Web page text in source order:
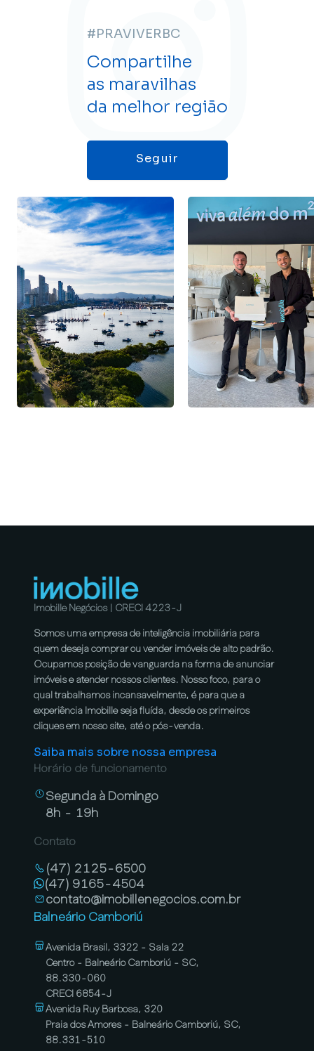
#PRAVIVERBC
Compartilhe
as maravilhas
da melhor região
Seguir
Imobille Negócios | CRECI 4223-J
Somos uma empresa de inteligência imobiliária para
quem deseja comprar ou vender imóveis de alto padrão.
Ocupamos posição de vanguarda na forma de anunciar
imóveis e atender nossos clientes. Nosso foco, para o
qual trabalhamos incansavelmente, é para que a
experiência Imobille seja fluída, desde os primeiros
cliques em nosso site, até o pós-venda.
Saiba mais sobre nossa empresa
Horário de funcionamento
Segunda à Domingo
8h - 19h
Contato
(47) 2125-6500
(47) 9165-4504
contato@imobillenegocios.com.br
Balneário Camboriú
Avenida Brasil, 3322 - Sala 22
Centro - Balneário Camboriú - SC,
88.330-060
CRECI 6854-J
Avenida Ruy Barbosa, 320
Praia dos Amores - Balneário Camboriú, SC,
88.331-510